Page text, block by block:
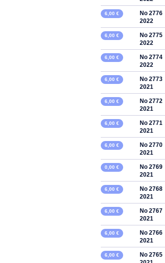
6,00 €
No 2776
2022
6,00 €
No 2775
2022
6,00 €
No 2774
2022
6,00 €
No 2773
2021
6,00 €
No 2772
2021
6,00 €
No 2771
2021
6,00 €
No 2770
2021
0,00 €
No 2769
2021
6,00 €
No 2768
2021
6,00 €
No 2767
2021
6,00 €
No 2766
2021
6,00 €
No 2765